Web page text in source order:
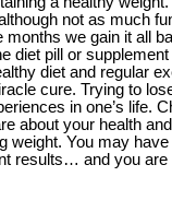
not as much
months we gain it all
diet pill or
diet and regular
cure. Trying to
in one’s life.
about your health
weight. You may
results… and you are